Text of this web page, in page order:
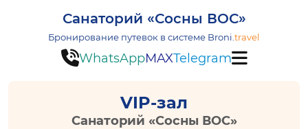
Санаторий «Сосны ВОС»
Бронирование путевок в системе Broni. travel
WhatsAppMAXTelegram
VIP-зал
Санаторий «Сосны ВОС»